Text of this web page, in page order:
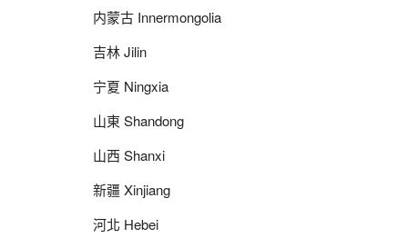
内蒙古 Innermongolia
吉林 Jilin
宁夏 Ningxia
山東 Shandong
山西 Shanxi
新疆 Xinjiang
河北 Hebei